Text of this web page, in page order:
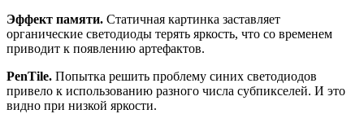
Эффект памяти. Статичная картинка заставляет
органические светодиоды терять яркость, что со временем
приводит к появлению артефактов.
PenTile. Попытка решить проблему синих светодиодов
привело к использованию разного числа субпикселей. И это
видно при низкой яркости.